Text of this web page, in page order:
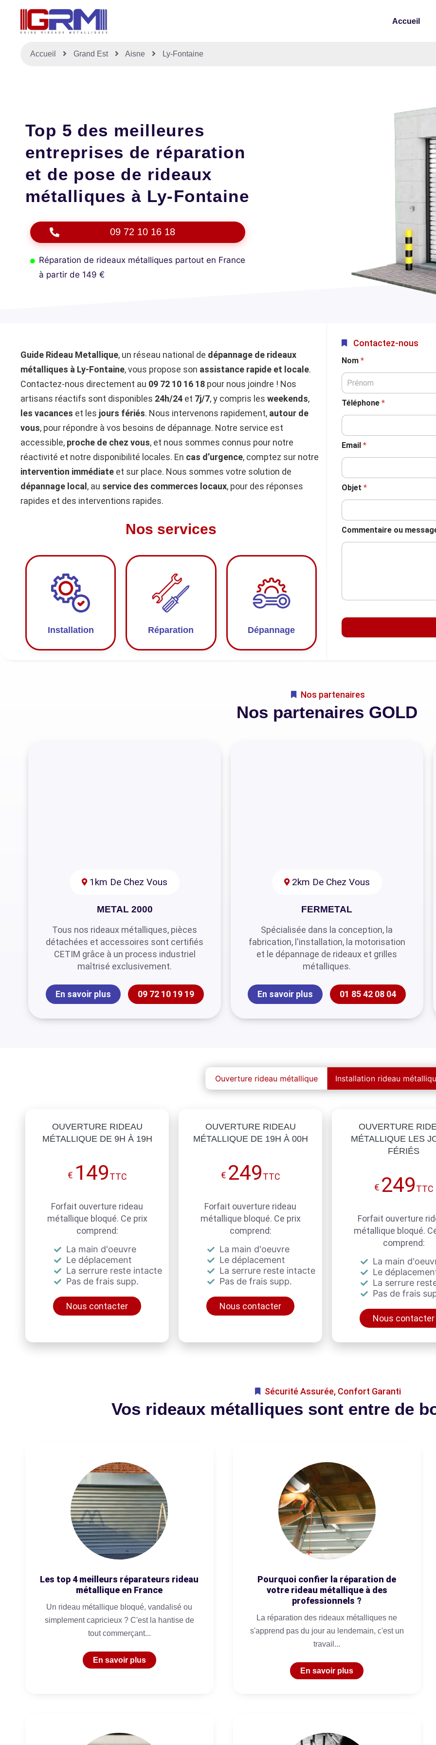
Accueil
Accueil Grand Est Aisne Ly-Fontaine
Top 5 des meilleures
entreprises de réparation
et de pose de rideaux
métalliques à Ly-Fontaine
09 72 10 16 18
Réparation de rideaux métalliques partout en France
à partir de 149 €
Guide Rideau Metallique, un réseau national de dépannage de rideaux
métalliques à Ly-Fontaine, vous propose son assistance rapide et locale.
Contactez-nous directement au 09 72 10 16 18 pour nous joindre ! Nos
artisans réactifs sont disponibles 24h/24 et 7j/7, y compris les weekends,
les vacances et les jours fériés. Nous intervenons rapidement, autour de
vous, pour répondre à vos besoins de dépannage. Notre service est
accessible, proche de chez vous, et nous sommes connus pour notre
réactivité et notre disponibilité locales. En cas d’urgence, comptez sur notre
intervention immédiate et sur place. Nous sommes votre solution de
dépannage local, au service des commerces locaux, pour des réponses
rapides et des interventions rapides.
Nos services
Installation Réparation Dépannage
Contactez-nous
Nom *
Téléphone *
Email *
Objet *
Commentaire ou
Nos partenaires
Nos partenaires GOLD
1km De Chez Vous
METAL 2000
Tous nos rideaux métalliques, pièces
détachées et accessoires sont certifiés
CETIM grâce à un process industriel
maîtrisé exclusivement.
En savoir plus 09 72 10 19 19
2km De Chez Vous
FERMETAL
Spécialisée dans la conception, la
fabrication, l'installation, la motorisation
et le dépannage de rideaux et grilles
métalliques.
En savoir plus 01 85 42 08 04
Ouverture rideau métallique Installation rideau
OUVERTURE RIDEAU
MÉTALLIQUE DE 9H À 19H
€ 149TTC
Forfait ouverture rideau
métallique bloqué. Ce prix
comprend:
La main d'oeuvre
Le déplacement
La serrure reste intacte
Pas de frais supp.
Nous contacter
OUVERTURE RIDEAU
MÉTALLIQUE DE 19H À 00H
€ 249TTC
Forfait ouverture rideau
métallique bloqué. Ce prix
comprend:
La main d'oeuvre
Le déplacement
La serrure reste intacte
Pas de frais supp.
Nous contacter
OUVERTURE
MÉTALLIQUE LES
FÉRIÉS
€ 249TTC
Forfait ouverture
métallique bloqué.
comprend:
La main
Le
La serrure
Pas de frais
Nous contacter
Sécurité Assurée, Confort Garanti
Vos rideaux métalliques sont entre de
Les top 4 meilleurs réparateurs rideau
métallique en France
Un rideau métallique bloqué, vandalisé ou
simplement capricieux ? C'est la hantise de
tout commerçant...
En savoir plus
Pourquoi confier la réparation de
votre rideau métallique à des
professionnels ?
La réparation des rideaux métalliques ne
s'apprend pas du jour au lendemain, c'est un
travail...
En savoir plus